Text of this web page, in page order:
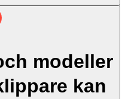
modeller
kan